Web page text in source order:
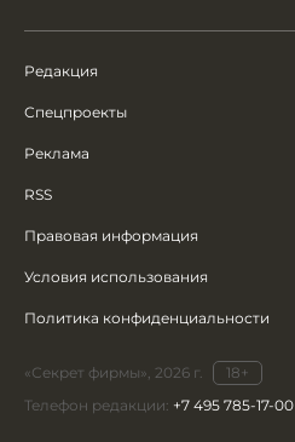
Редакция
Спецпроекты
Реклама
RSS
Правовая информация
Условия использования
Политика конфиденциальности
«Секрет фирмы», 2026 г.
18+
Телефон редакции: +7 495 785-17-00